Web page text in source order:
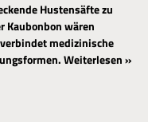
Hustensäfte zu
Kaubonbon wären
medizinische
Weiterlesen »